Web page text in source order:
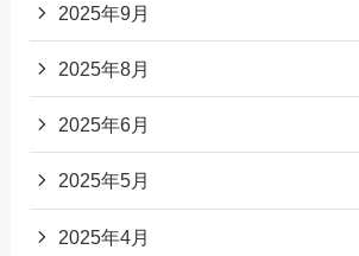
2025年9月
2025年8月
2025年6月
2025年5月
2025年4月